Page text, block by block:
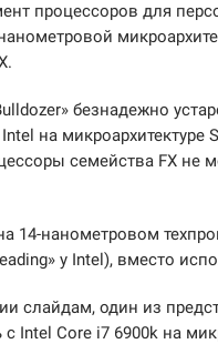
процессоров для
безнадежно
на
семейства FX не
14-нанометровом
у Intel), вместо
слайдам, один из
Intel Core i7 6900k на